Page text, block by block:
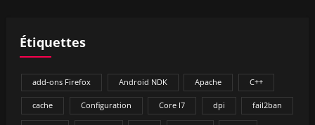
Étiquettes
add-ons Firefox Android NDK Apache C++
cache Configuration Core I7 dpi fail2ban